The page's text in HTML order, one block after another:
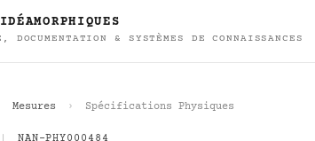
DOCUMENTATION & SYSTÈMES DE CONNAISSANCES
Mesures Spécifications Physiques